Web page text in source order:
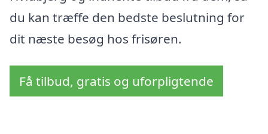
du kan træffe den bedste beslutning for
dit næste besøg hos frisøren.
Få tilbud, gratis og uforpligtende